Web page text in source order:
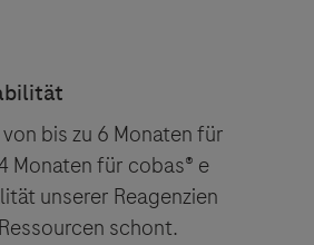
bis zu 6 Monaten für
Monaten für cobas® e
unserer Reagenzien
schont.